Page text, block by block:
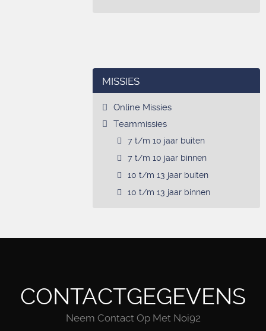
MISSIES
Online Missies
Teammissies
7 t/m 10 jaar buiten
7 t/m 10 jaar binnen
10 t/m 13 jaar buiten
10 t/m 13 jaar binnen
CONTACTGEGEVENS
Neem Contact Op Met Noi92